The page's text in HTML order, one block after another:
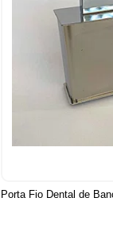
Porta Fio Dental de